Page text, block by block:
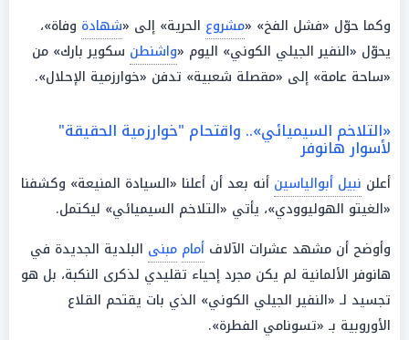
وكما حوّل «فشل الفخ» «مشروع الحرية» إلى «شهادة وفاة»،
يحوّل «النفير الجيلي الكوني» اليوم «واشنطن سكوير بارك» من
«ساحة عامة» إلى «مقصلة شعبية» تدفن «خوارزمية الإحلال».
«التلاخم السيميائي».. واقتحام "خوارزمية الحقيقة"
لأسوار هانوفر
أعلن نبيل أبوالياسين أنه بعد أن أعلنا «السيادة المنيعة» وكشفنا
«الغيتو الهوليوودي»، يأتي «التلاخم السيميائي» ليكتمل.
وأوضح أن مشهد عشرات الآلاف أمام مبنى البلدية الجديدة في
هانوفر الألمانية لم يكن مجرد إحياء تقليدي لذكرى النكبة، بل هو
تجسيد لـ «النفير الجيلي الكوني» الذي بات يقتحم القلاع
الأوروبية بـ «تسونامي الفطرة».